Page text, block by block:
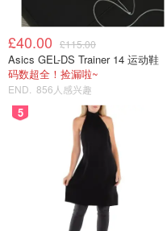
£40.00 £115.00
Asics GEL-DS Trainer 14 运动鞋
码数超全！捡漏啦~
END. 856人感兴趣
5